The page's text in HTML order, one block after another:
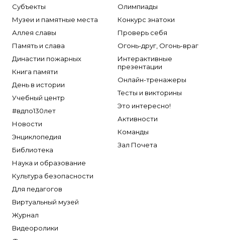
Субъекты
Музеи и памятные места
Аллея славы
Память и слава
Династии пожарных
Книга памяти
День в истории
Учебный центр
#вдпо130лет
Новости
Энциклопедия
Библиотека
Наука и образование
Культура безопасности
Для педагогов
Виртуальный музей
Журнал
Видеоролики
Олимпиады
Конкурс знатоки
Проверь себя
Огонь-друг, Огонь-враг
Интерактивные
презентации
Онлайн-тренажеры
Тесты и викторины
Это интересно!
Активности
Команды
Зал Почета